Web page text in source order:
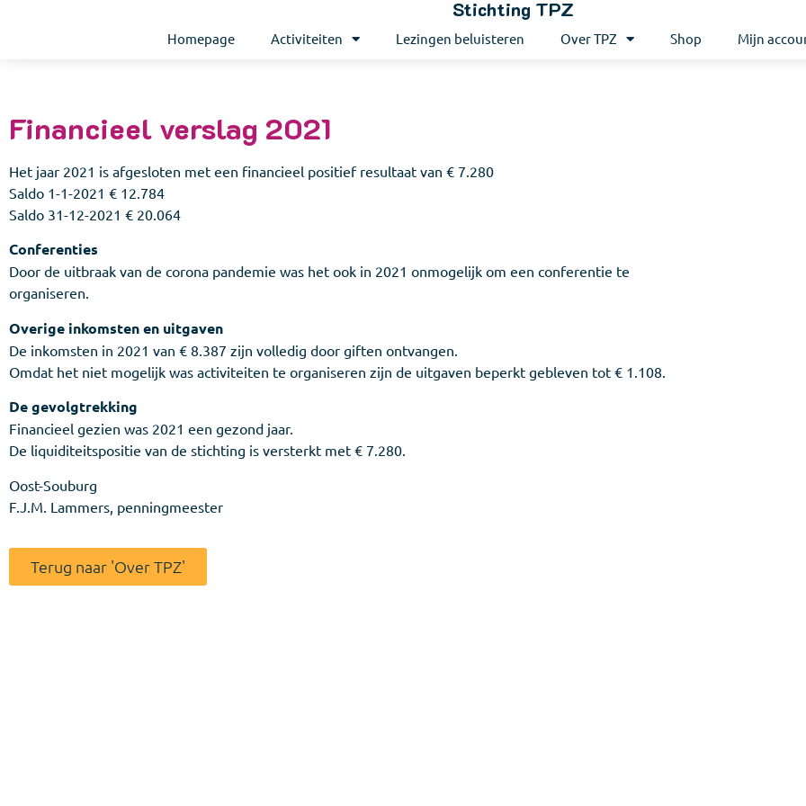
Stichting TPZ
Homepage Activiteiten Lezingen beluisteren Over TPZ Shop Mijn
Financieel verslag 2021
Het jaar 2021 is afgesloten met een financieel positief resultaat van € 7.280
Saldo 1-1-2021 € 12.784
Saldo 31-12-2021 € 20.064
Conferenties
Door de uitbraak van de corona pandemie was het ook in 2021 onmogelijk om een conferentie te
organiseren.
Overige inkomsten en uitgaven
De inkomsten in 2021 van € 8.387 zijn volledig door giften ontvangen.
Omdat het niet mogelijk was activiteiten te organiseren zijn de uitgaven beperkt gebleven tot € 1.108.
De gevolgtrekking
Financieel gezien was 2021 een gezond jaar.
De liquiditeitspositie van de stichting is versterkt met € 7.280.
Oost-Souburg
F.J.M. Lammers, penningmeester
Terug naar 'Over TPZ'